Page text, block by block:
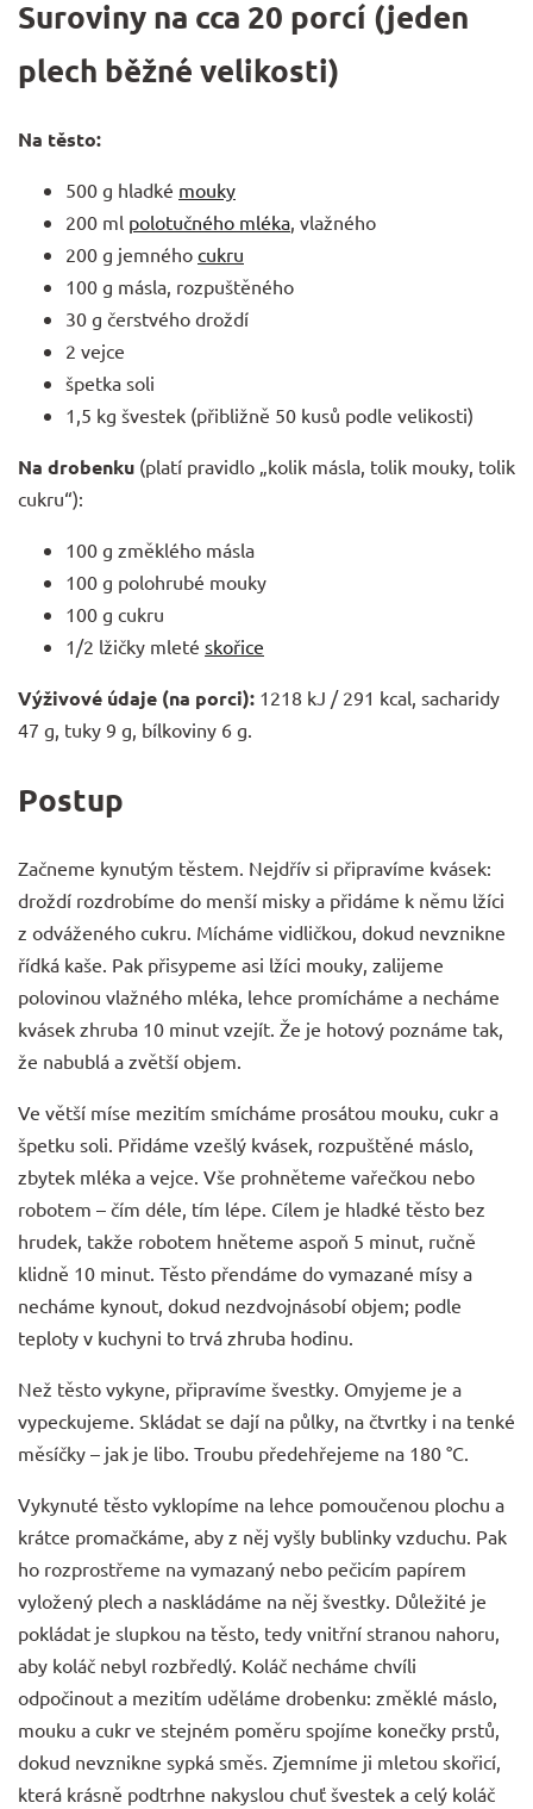
Suroviny na cca 20 porcí (jeden
plech běžné velikosti)
Na těsto:
500 g hladké mouky
200 ml polotučného mléka, vlažného
200 g jemného cukru
100 g másla, rozpuštěného
30 g čerstvého droždí
2 vejce
špetka soli
1,5 kg švestek (přibližně 50 kusů podle velikosti)
Na drobenku (platí pravidlo „kolik másla, tolik mouky, tolik
cukru“):
100 g změklého másla
100 g polohrubé mouky
100 g cukru
1/2 lžičky mleté skořice
Výživové údaje (na porci): 1218 kJ / 291 kcal, sacharidy
47 g, tuky 9 g, bílkoviny 6 g.
Postup
Začneme kynutým těstem. Nejdřív si připravíme kvásek:
droždí rozdrobíme do menší misky a přidáme k němu lžíci
z odváženého cukru. Mícháme vidličkou, dokud nevznikne
řídká kaše. Pak přisypeme asi lžíci mouky, zalijeme
polovinou vlažného mléka, lehce promícháme a necháme
kvásek zhruba 10 minut vzejít. Že je hotový poznáme tak,
že nabublá a zvětší objem.
Ve větší míse mezitím smícháme prosátou mouku, cukr a
špetku soli. Přidáme vzešlý kvásek, rozpuštěné máslo,
zbytek mléka a vejce. Vše prohněteme vařečkou nebo
robotem – čím déle, tím lépe. Cílem je hladké těsto bez
hrudek, takže robotem hněteme aspoň 5 minut, ručně
klidně 10 minut. Těsto přendáme do vymazané mísy a
necháme kynout, dokud nezdvojnásobí objem; podle
teploty v kuchyni to trvá zhruba hodinu.
Než těsto vykyne, připravíme švestky. Omyjeme je a
vypeckujeme. Skládat se dají na půlky, na čtvrtky i na tenké
měsíčky – jak je libo. Troubu předehřejeme na 180 °C.
Vykynuté těsto vyklopíme na lehce pomoučenou plochu a
krátce promačkáme, aby z něj vyšly bublinky vzduchu. Pak
ho rozprostřeme na vymazaný nebo pečicím papírem
vyložený plech a naskládáme na něj švestky. Důležité je
pokládat je slupkou na těsto, tedy vnitřní stranou nahoru,
aby koláč nebyl rozbředlý. Koláč necháme chvíli
odpočinout a mezitím uděláme drobenku: změklé máslo,
mouku a cukr ve stejném poměru spojíme konečky prstů,
dokud nevznikne sypká směs. Zjemníme ji mletou skořicí,
která krásně podtrhne nakyslou chuť švestek a celý koláč